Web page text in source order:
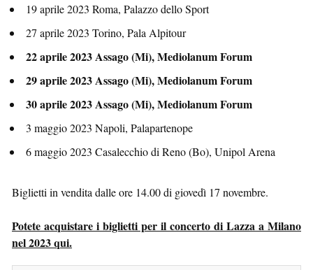
19 aprile 2023 Roma, Palazzo dello Sport
27 aprile 2023 Torino, Pala Alpitour
22 aprile 2023 Assago (Mi), Mediolanum Forum
29 aprile 2023 Assago (Mi), Mediolanum Forum
30 aprile 2023 Assago (Mi), Mediolanum Forum
3 maggio 2023 Napoli, Palapartenope
6 maggio 2023 Casalecchio di Reno (Bo), Unipol Arena
Biglietti in vendita dalle ore 14.00 di giovedì 17 novembre.
Potete acquistare i biglietti per il concerto di Lazza a Milano
nel 2023 qui.